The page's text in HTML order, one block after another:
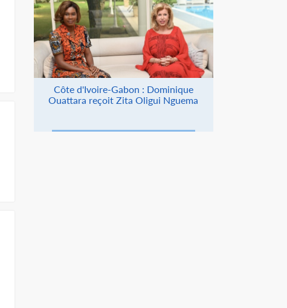
Côte d'Ivoire-Gabon : Dominique
Ouattara reçoit Zita Oligui Nguema